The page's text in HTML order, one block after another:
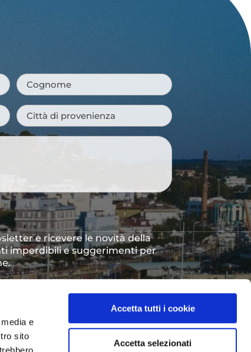
e
sito
Accetta tutti i cookie
Accetta selezionati
Cognome *
Città
di
e ricevere le novità della
imperdibili e suggerimenti per